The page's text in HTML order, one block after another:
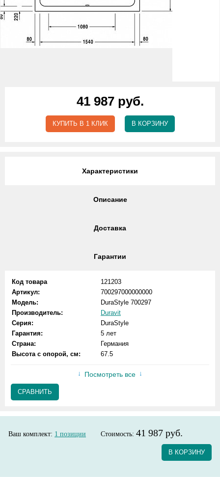
41 987 руб.
КУПИТЬ В 1 КЛИК В КОРЗИНУ
Характеристики
Описание
Доставка
Гарантии
Код товара
121203
Артикул:
700297000000000
Модель:
DuraStyle 700297
Производитель:
Duravit
Серия:
DuraStyle
Гарантия:
5 лет
Страна:
Германия
Высота с опорой, см:
67.5
Посмотреть все
СРАВНИТЬ
Ваш комплект: 1 позиции Стоимость: 41 987 руб.
В КОРЗИНУ